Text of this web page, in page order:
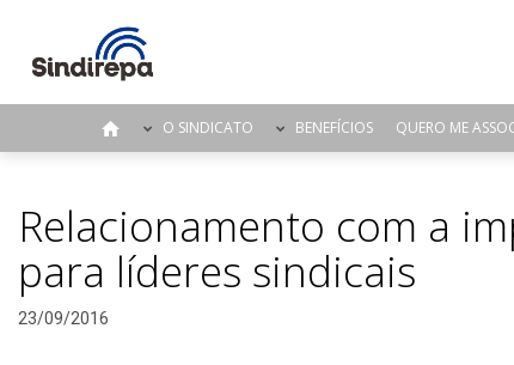
O SINDICATO BENEFÍCIOS QUERO ME
Relacionamento com a
para líderes sindicais
23/09/2016